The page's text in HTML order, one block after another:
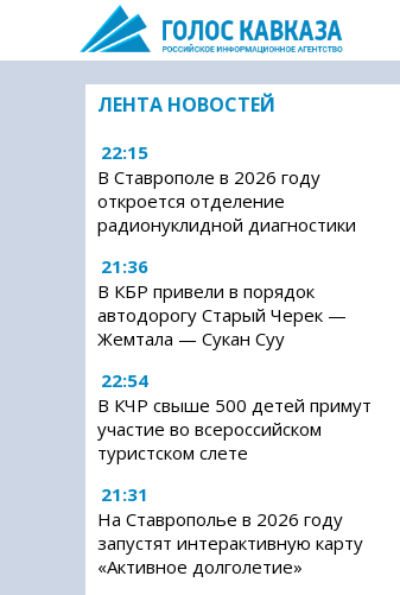
ЛЕНТА НОВОСТЕЙ
22:15
В Ставрополе в 2026 году
откроется отделение
радионуклидной диагностики
21:36
В КБР привели в порядок
автодорогу Старый Черек —
Жемтала — Сукан Суу
22:54
В КЧР свыше 500 детей примут
участие во всероссийском
туристском слете
21:31
На Ставрополье в 2026 году
запустят интерактивную карту
«Активное долголетие»